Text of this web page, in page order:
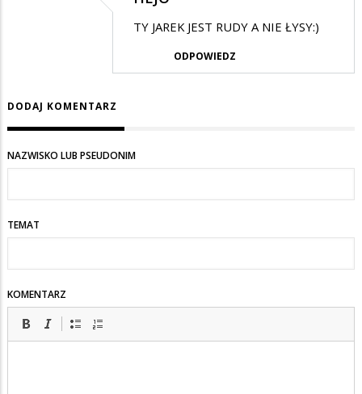
odpowiedzi
na
No
TY JAREK JEST RUDY A NIE ŁYSY:)
ODPOWIEDZ
DODAJ KOMENTARZ
NAZWISKO LUB PSEUDONIM
TEMAT
KOMENTARZ